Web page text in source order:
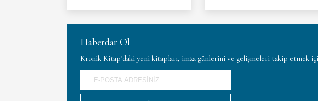
Haberdar Ol
Kronik Kitap’daki yeni kitapları, imza günlerini ve gelişmeleri takip etmek